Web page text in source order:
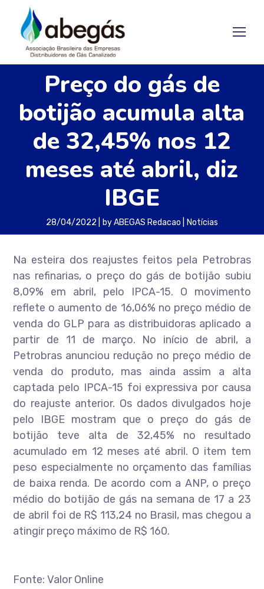
Preço do gás de
botijão acumula alta
de 32,45% nos 12
meses até abril, diz
IBGE
28/04/2022 byABEGAS Redacao Notícias
Na esteira dos reajustes feitos pela Petrobras
nas refinarias, o preço do gás de botijão subiu
8,09% em abril, pelo IPCA-15. O movimento
reflete o aumento de 16,06% no preço médio de
venda do GLP para as distribuidoras aplicado a
partir de 11 de março. No início de abril, a
Petrobras anunciou redução no preço médio de
venda do produto, mas ainda assim a alta
captada pelo IPCA-15 foi expressiva por causa
do reajuste anterior. Os dados divulgados hoje
pelo IBGE mostram que o preço do gás de
botijão teve alta de 32,45% no resultado
acumulado em 12 meses até abril. O item tem
peso especialmente no orçamento das famílias
de baixa renda. De acordo com a ANP, o preço
médio do botijão de gás na semana de 17 a 23
de abril foi de R$ 113,24 no Brasil, mas chegou a
atingir preço máximo de R$ 160.
Fonte: Valor Online